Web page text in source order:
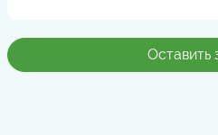
Оставить